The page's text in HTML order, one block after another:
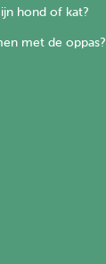
hond of kat?
met de oppas?